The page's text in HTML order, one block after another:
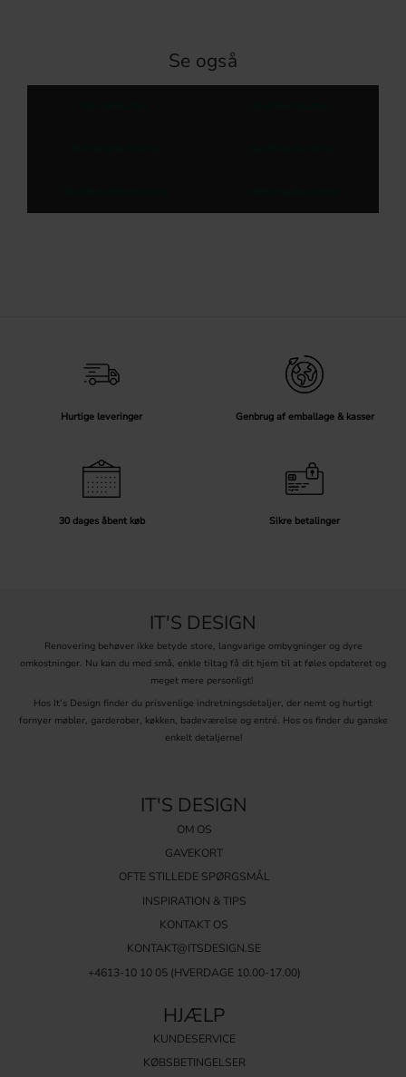
Se også
Hurtige leveringer Genbrug af emballage & kasser
30 dages åbent køb Sikre betalinger
IT'S DESIGN
Renovering behøver ikke betyde store, langvarige ombygninger og dyre
omkostninger. Nu kan du med små, enkle tiltag få dit hjem til at føles opdateret og
meget mere personligt!
Hos It’s Design finder du prisvenlige indretningsdetaljer, der nemt og hurtigt
fornyer møbler, garderober, køkken, badeværelse og entré. Hos os finder du ganske
enkelt detaljerne!
IT'S DESIGN
OM OS
GAVEKORT
OFTE STILLEDE SPØRGSMÅL
INSPIRATION & TIPS
KONTAKT OS
KONTAKT@ITSDESIGN.SE
+4613-10 10 05 (HVERDAGE 10.00-17.00)
HJÆLP
KUNDESERVICE
KØBSBETINGELSER